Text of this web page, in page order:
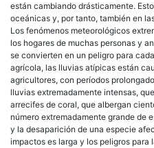
están cambiando drásticamente.
oceánicas y, por tanto, también en
Los fenómenos meteorológicos
los hogares de muchas personas y
se convierten en un peligro para
agrícola, las lluvias atípicas están
agricultores, con períodos
lluvias extremadamente intensas,
arrecifes de coral, que albergan
número extremadamente grande de
y la desaparición de una especie
impactos es larga y los peligros para